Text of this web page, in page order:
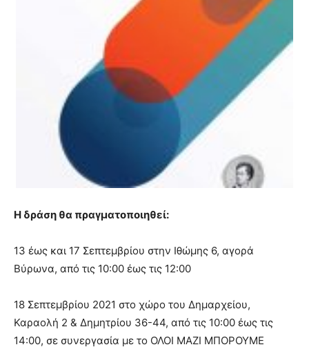
Η δράση θα πραγματοποιηθεί:
13 έως και 17 Σεπτεμβρίου στην Ιθώμης 6, αγορά
Βύρωνα, από τις 10:00 έως τις 12:00
18 Σεπτεμβρίου 2021 στο χώρο του Δημαρχείου,
Καραολή 2 & Δημητρίου 36-44, από τις 10:00 έως τις
14:00, σε συνεργασία με το ΟΛΟΙ ΜΑΖΙ ΜΠΟΡΟΥΜΕ